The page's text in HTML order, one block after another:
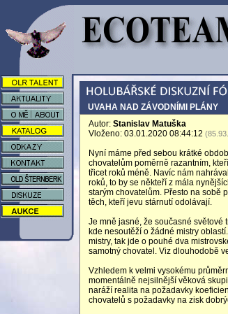
UVAHA NAD ZÁVODNÍMI PLÁNY
Autor: Stanislav Matuška
Vloženo: 03.01.2020 08:44:12
Nyní máme před sebou krátké
chovatelům poměrně razantním,
třicet roků méně. Navíc nám
roků, to by se někteří z mála
starým chovatelům. Přesto na sobě
těch, kteří jevu stárnutí odolávají.
Je mně jasné, že současné světové
kde nesoutěží o žádné mistry
mistry, tak jde o pouhé dva
samotný chovatel. Viz dlouhodobě
Vzhledem k velmi vysokému
momentálně nejsilnější věková
naráží realita na požadavky
chovatelů s požadavky na zisk